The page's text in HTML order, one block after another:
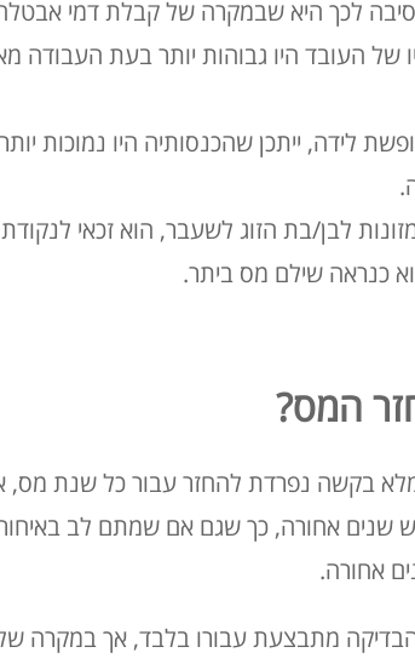
לכך היא שבמקרה של קבלת דמי
של העובד היו גבוהות יותר בעת
לידה, ייתכן שהכנסותיה היו נמוכות
לבן/בת הזוג לשעבר, הוא זכאי
כנראה שילם מס ביתר.
המס?
בקשה נפרדת להחזר עבור כל שנת מס,
שנים אחורה, כך שגם אם שמתם לב
אחורה.
מתבצעת עבורו בלבד, אך במקרה